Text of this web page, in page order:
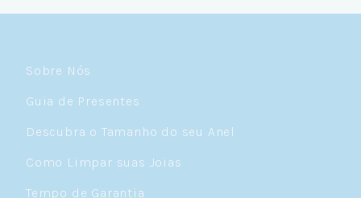
Sobre Nós
Guia de Presentes
Descubra o Tamanho do seu Anel
Como Limpar suas Joias
Tempo de Garantia